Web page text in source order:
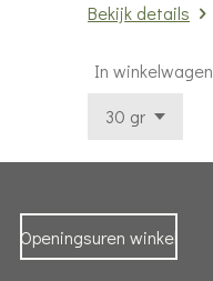
Bekijk details
In winkelwagen
Openingsuren winkel